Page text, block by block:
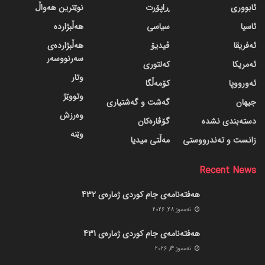
ئابووری
ئاسیا
ئەفریقا
ئەمریکا
ئەورووپا
جیهان
دسته‌بندی نشده
زانست و تەندرووستی
ڕاپۆرت
سیاسی
ڤیدیۆ
کەلتوری
کۆمەڵگا
گه‌شت و گه‌شتیاری
گۆڤاره‌کان
مەڵتی میدیا
نوێترین هەواڵ
هەڵبژاردە
هەڵبژاردەی
سەرنووسەر
وتار
وتووێژ
وەرزش
وێنە
Recent News
هەفتەنامەی جام کوردی ژمارەی 432
ته‌مموز 28, 2026
هەفتەنامەی جام کوردی ژمارەی 431
ته‌مموز 14, 2026